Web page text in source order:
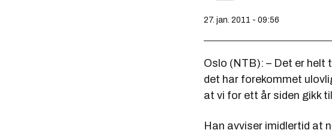
27. jan. 2011 - 09:56
Oslo (NTB): – Det er helt
det har forekommet
at vi for ett år siden gikk
Han avviser imidlertid at